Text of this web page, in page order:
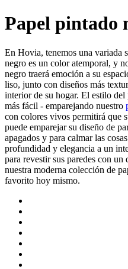
Papel pintado
En Hovia, tenemos una variada
negro es un color atemporal, y
negro traerá emoción a su
liso, junto con diseños más
interior de su hogar. El estilo
más fácil - emparejando nuestro
con colores vivos permitirá que
puede emparejar su diseño de
apagados y para calmar las
profundidad y elegancia a un
para revestir sus paredes con
nuestra moderna colección de
favorito hoy mismo.